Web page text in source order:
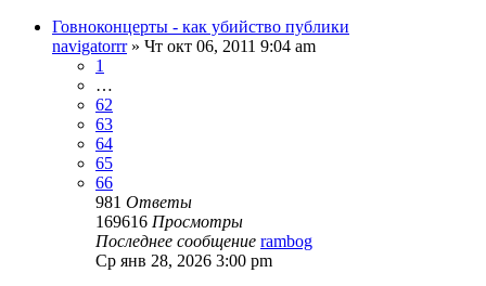
Говноконцерты - как убийство публики
navigatorrr» Чт окт 06, 2011 9:04 am
1
…
62
63
64
65
66
981 Ответы
169616 Просмотры
Последнее сообщение rambog
Ср янв 28, 2026 3:00 pm